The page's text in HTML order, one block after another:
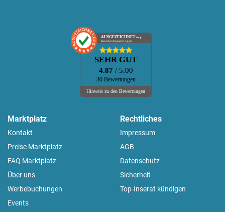
AUSGEZEICHNET.org
Kundenbewertungen
SEHR GUT
4.87 / 5.00
30 Bewertungen
Hinweis zu den Bewertungen
Marktplatz
Kontakt
Preise Marktplatz
FAQ Marktplatz
Über uns
Werbebuchungen
Events
Rechtliches
Impressum
AGB
Datenschutz
Sicherheit
Top-Inserat kündigen